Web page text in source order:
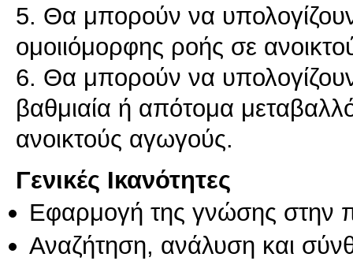
5. Θα μπορούν να
ομοιιόμορφης ροής σε
6. Θα μπορούν να
βαθμιαία ή απότομα
Γενικές Ικανότητες
Εφαρμογή της γνώσης στην
Αναζήτηση, ανάλυση και